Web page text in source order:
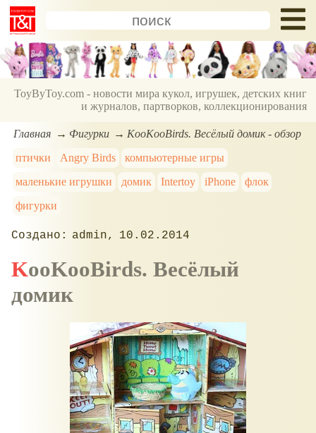
ToyByToy.com - новости мира кукол, игрушек, детских книг
и журналов, партворков, коллекционирования
Главная Фигурки
KooKooBirds. Весёлый домик - обзор
птички
Angry Birds
компьютерные игры
маленькие игрушки
домик Intertoy iPhone
флок
фигурки
admin 10.02.2014
KooKooBirds. Весёлый
домик